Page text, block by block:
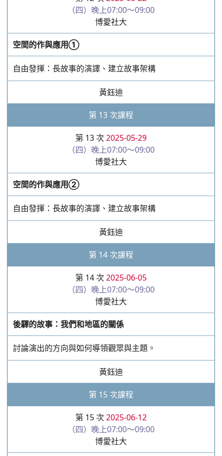
自由發揮：長故事的演譯、建立故事架構
黃鈺迪
第 14 次課程
第 14 次
2025-06-05
（四）晚上07:00～09:00
博愛社大
後驛的故事：我們和地區的關係
討論演出的方向與如何導領觀眾與主題。
黃鈺迪
第 15 次課程
第 15 次
2025-06-12
（四）晚上07:00～09:00
博愛社大
熟悉與複習各型式
黃鈺迪
第 16 次課程
第 16 次 2025-06-19
（四）晚上07:00～09:00
博愛社大
演出主題討論與自我介紹
黃鈺迪